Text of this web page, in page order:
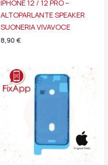
IPHONE 12 / 12 PRO –
ALTOPARLANTE SPEAKER
SUONERIA VIVAVOCE
8,90 €